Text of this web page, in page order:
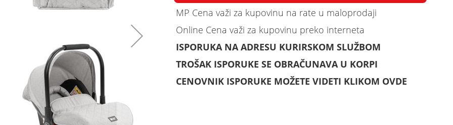
MP Cena važi za kupovinu na rate u maloprodaji
Online Cena važi za kupovinu preko interneta
ISPORUKA NA ADRESU KURIRSKOM SLUŽBOM
TROŠAK ISPORUKE SE OBRAČUNAVA U KORPI
CENOVNIK ISPORUKE MOŽETE VIDETI KLIKOM OVDE